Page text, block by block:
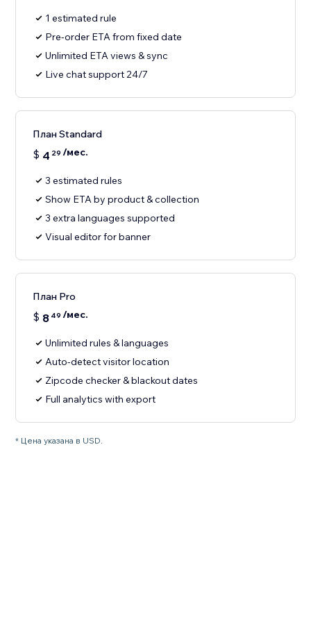
1 estimated rule
Pre-order ETA from fixed date
Unlimited ETA views & sync
Live chat support 24/7
План Standard
$ 4 29 /мес.
3 estimated rules
Show ETA by product & collection
3 extra languages supported
Visual editor for banner
План Pro
$ 8 49 /мес.
Unlimited rules & languages
Auto-detect visitor location
Zipcode checker & blackout dates
Full analytics with export
* Цена указана в USD.